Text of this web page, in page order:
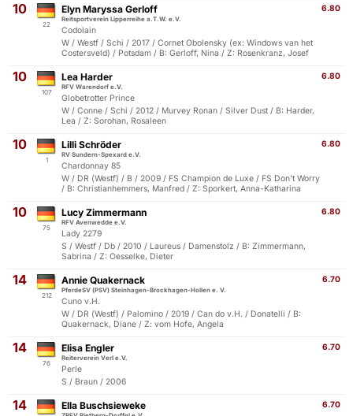
10
22
6.80
Elyn Maryssa Gerloff
Reitsportverein Lipperreihe a.T.W. e.V.
Codolain
W / Westf / Schi / 2017 / Cornet Obolensky (ex: Windows van het
Costersveld) / Potsdam / B: Gerloff, Nina / Z: Rosenkranz, Josef
10
107
6.80
Lea Harder
RFV Warendorf e.V.
Globetrotter Prince
W / Conne / Schi / 2012 / Murvey Ronan / Silver Dust / B: Harder,
Lea / Z: Sorohan, Rosaleen
10
1
6.80
Lilli Schröder
RV Sundern-Spexard e.V.
Chardonnay 85
W / DR (Westf) / B / 2009 / FS Champion de Luxe / FS Don't Worry
/ B: Christianhemmers, Manfred / Z: Sporkert, Anna-Katharina
10
75
6.80
Lucy Zimmermann
RFV Avenwedde e.V.
Lady 2279
S / Westf / Db / 2010 / Laureus / Damenstolz / B: Zimmermann,
Sabrina / Z: Oesselke, Dieter
14
212
6.70
Annie Quakernack
PferdeSV (PSV) Steinhagen-Brockhagen-Hollen e. V.
Cuno v.H.
W / DR (Westf) / Palomino / 2019 / Can do v.H. / Donatelli / B:
Quakernack, Diane / Z: vom Hofe, Angela
14
76
6.70
Elisa Engler
Reiterverein Verl e.V.
Perle
S / Braun / 2006
14 6.70
Ella Buschsieweke